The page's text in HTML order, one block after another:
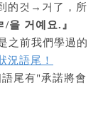
的것→거了，所
/을 거예요.』
之前我們學過的
況語尾！
尾有"承諾將會